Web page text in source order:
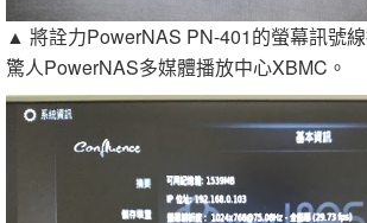
▲ 將詮力PowerNAS PN-401的螢幕訊號
驚人PowerNAS多媒體播放中心XBMC。